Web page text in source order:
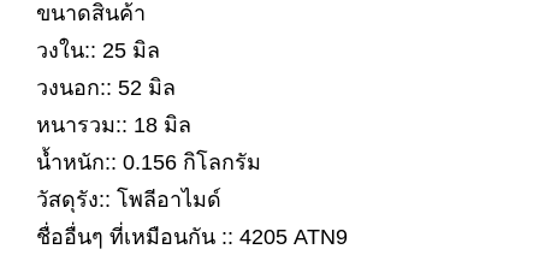
ขนาดสินค้า
วงใน:: 25 มิล
วงนอก:: 52 มิล
หนารวม:: 18 มิล
น้ำหนัก:: 0.156 กิโลกรัม
วัสดุรัง:: โพลีอาไมด์
ชื่ออื่นๆ ที่เหมือนกัน :: 4205 ATN9